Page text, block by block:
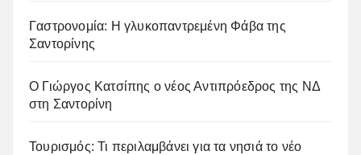
Γαστρονομία: Η γλυκοπαντρεμένη Φάβα της
Σαντορίνης
Ο Γιώργος Κατσίπης ο νέος Αντιπρόεδρος της ΝΔ
στη Σαντορίνη
Τουρισμός: Τι περιλαμβάνει για τα νησιά το νέο